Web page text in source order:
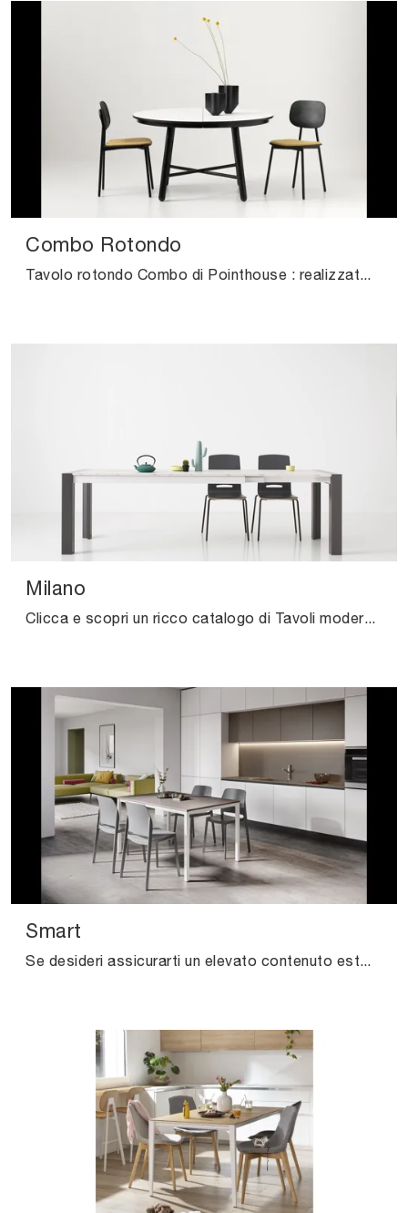
Combo Rotondo
Tavolo rotondo Combo di Pointhouse : realizzato in materiali pregiati è connotato dalle forme decise del top e da un basamento elegante e raffinato.
Milano
Clicca e scopri un ricco catalogo di Tavoli moderni allungabili da pranzo! Il modello Milano di Pointhouse ti attende.
Smart
Se desideri assicurarti un elevato contenuto estetico negli spazi domestici, ma vuoi anche rendere gli ambienti agibili e confortevoli, allora le ...